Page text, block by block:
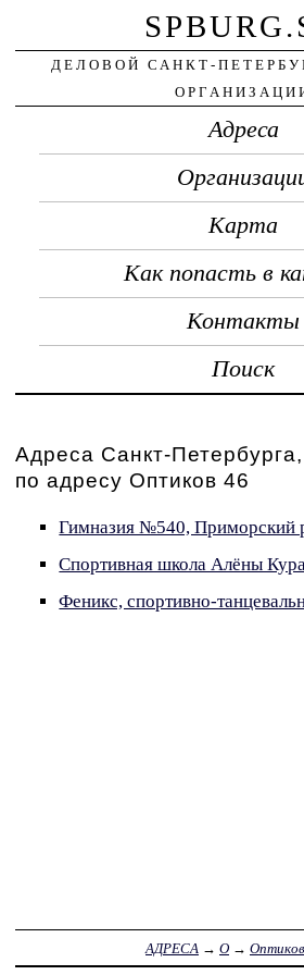
ДЕЛОВОЙ САНКТ-
Адреса
Карта
Как попасть в
Контакты
Поиск
Адреса Санкт-
по адресу Оптиков 46
Гимназия №540, Приморский
Спортивная школа Алёны
Феникс, спортивно-
АДРЕСА → О → Оптиков